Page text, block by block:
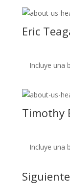
Eric
Incluye una
Timothy
Incluye una